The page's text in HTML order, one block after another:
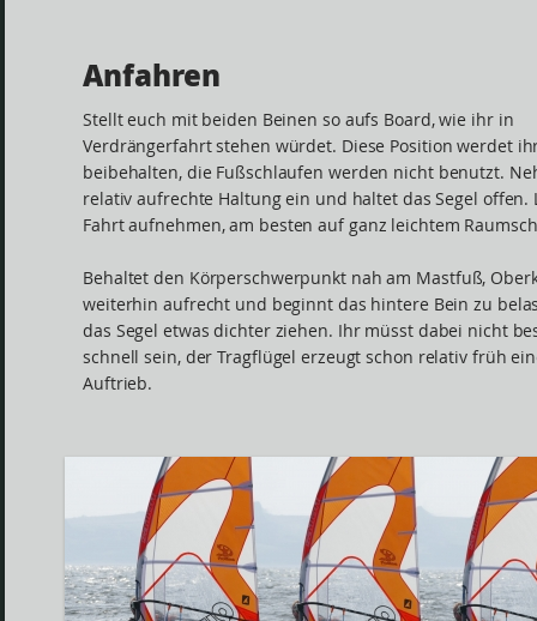
Anfahren
Stellt euch mit beiden Beinen so aufs Board, wie ihr in
Verdrängerfahrt stehen würdet. Diese Position werdet
beibehalten, die Fußschlaufen werden nicht benutzt.
relativ aufrechte Haltung ein und haltet das Segel offen.
Fahrt aufnehmen, am besten auf ganz leichtem
Behaltet den Körperschwerpunkt nah am Mastfuß,
weiterhin aufrecht und beginnt das hintere Bein zu
das Segel etwas dichter ziehen. Ihr müsst dabei nicht
schnell sein, der Tragflügel erzeugt schon relativ früh
Auftrieb.